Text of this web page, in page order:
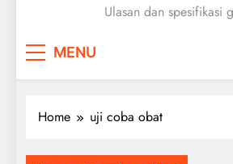
Ulasan dan spesifikasi
MENU
Home uji coba obat